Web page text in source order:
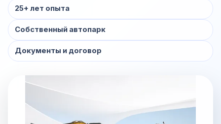
25+ лет опыта
Собственный автопарк
Документы и договор